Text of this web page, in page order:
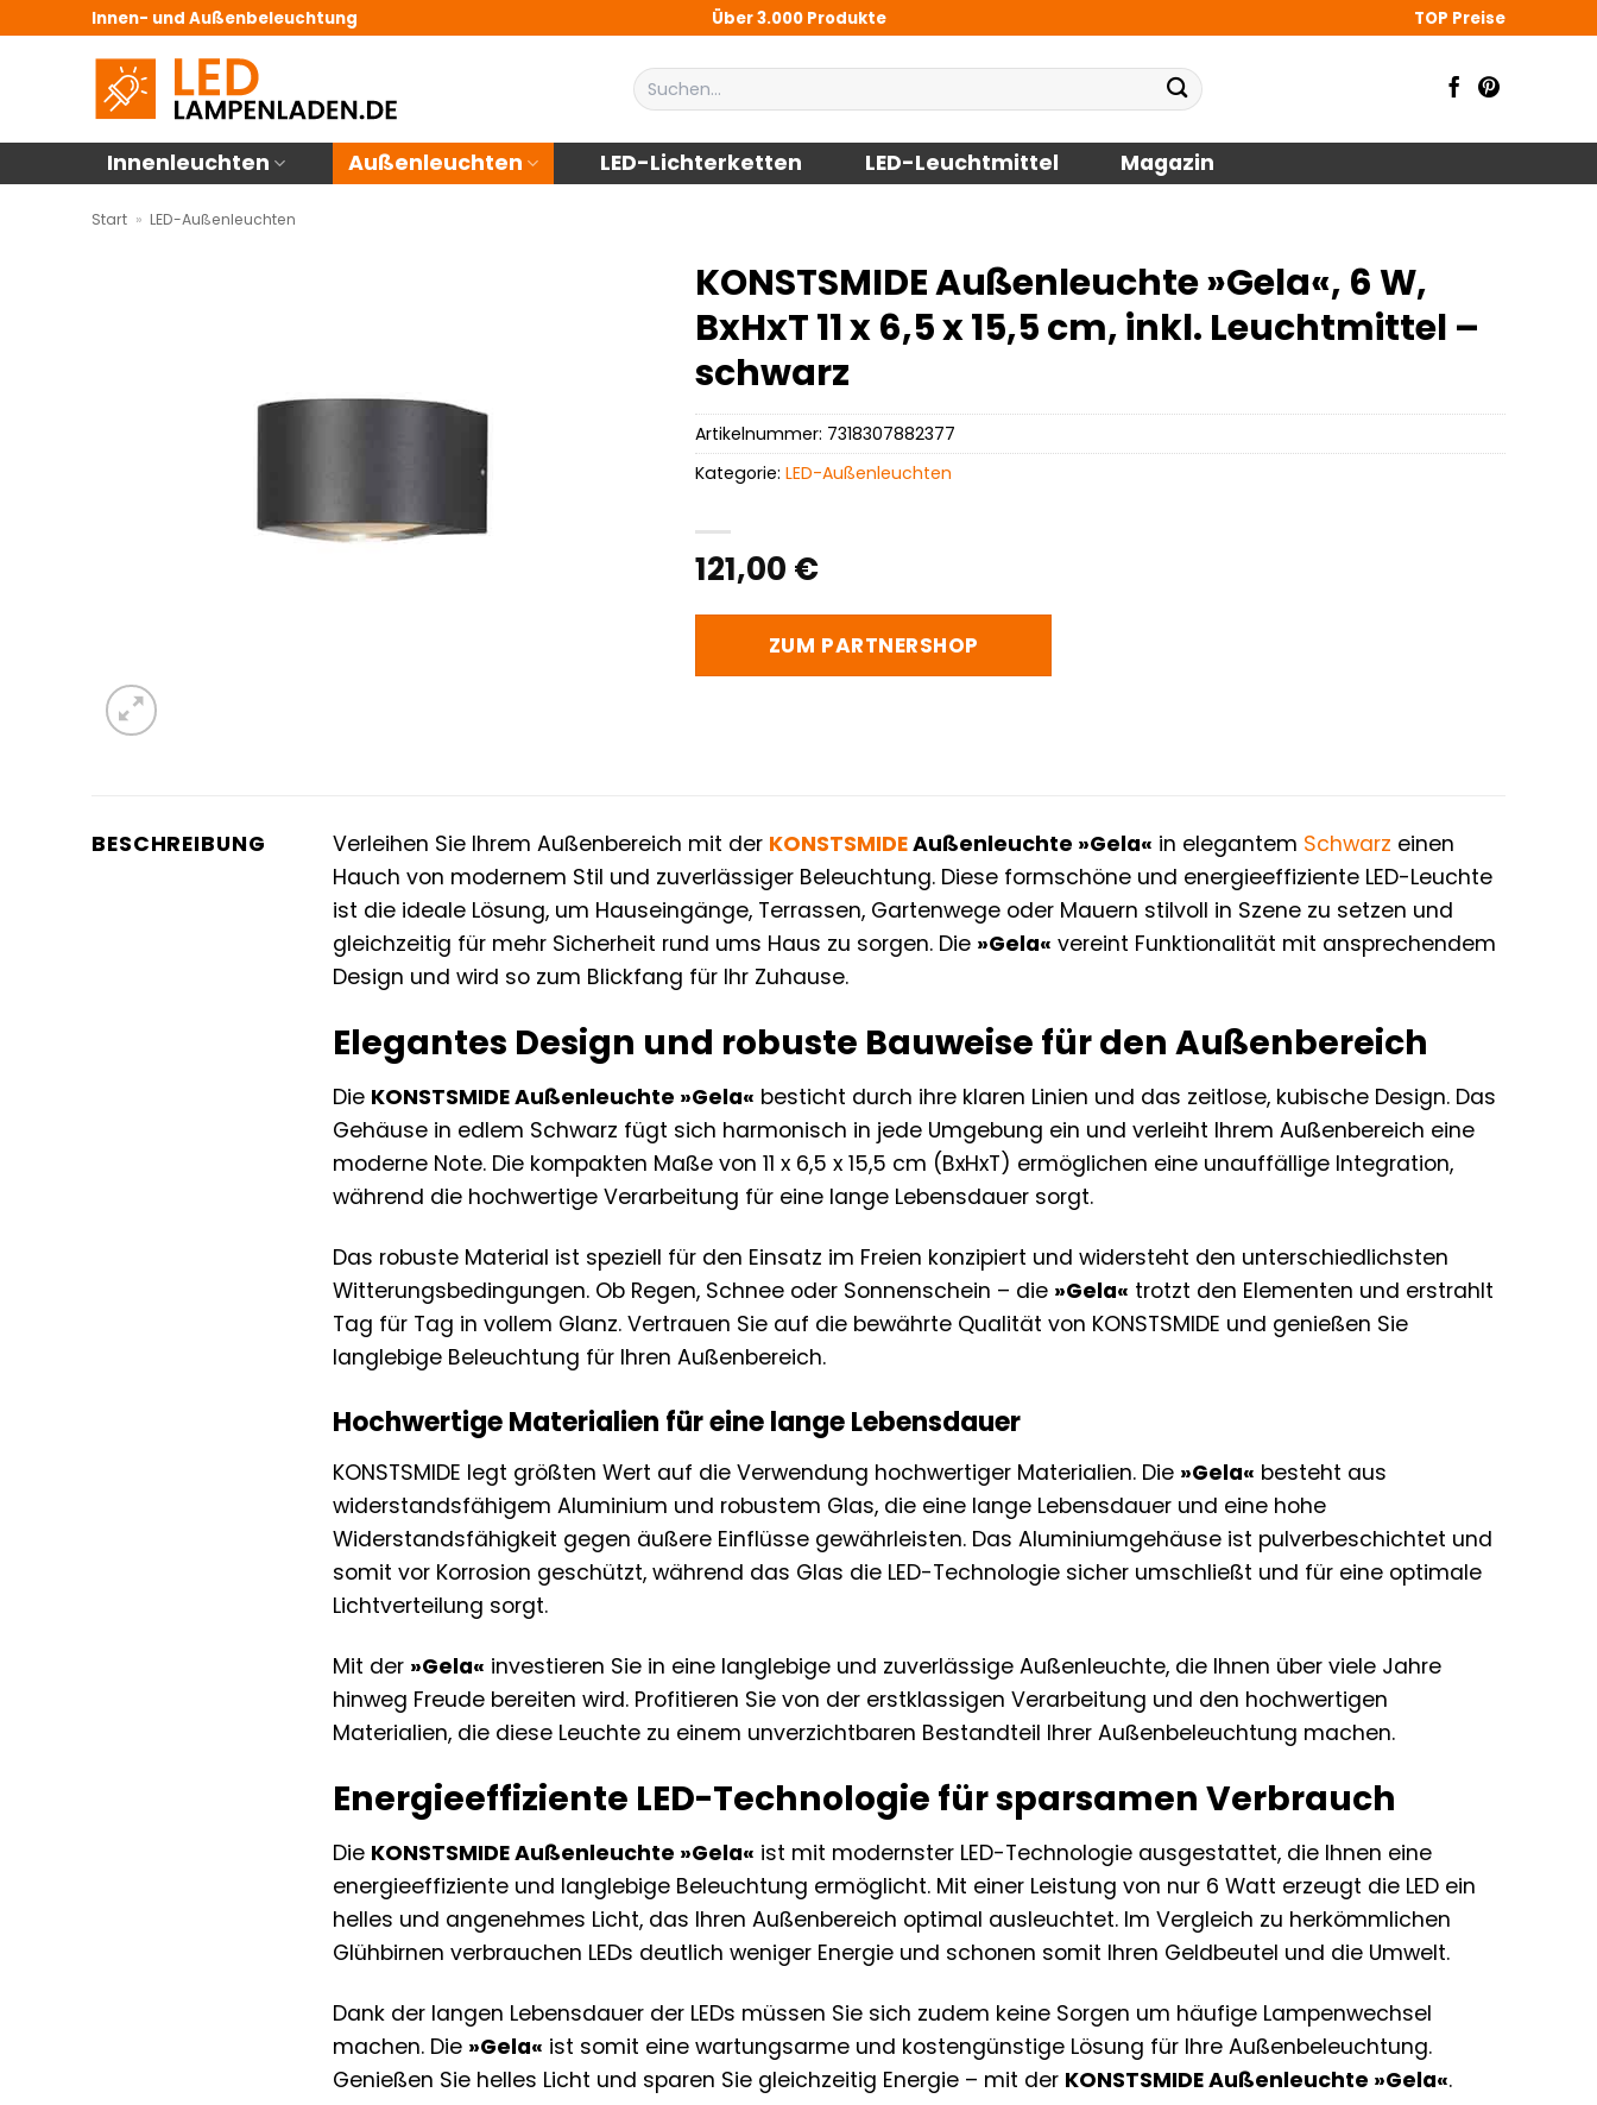
Innen- und Außenbeleuchtung Über 3.000 Produkte TOP Preise
Suchen
nach:
Innenleuchten Außenleuchten LED-Lichterketten LED-Leuchtmittel Magazin
Start » LED-Außenleuchten
KONSTSMIDE Außenleuchte »Gela«, 6 W,
BxHxT 11 x 6,5 x 15,5 cm, inkl. Leuchtmittel –
schwarz
121,00 €
ZUM PARTNERSHOP
Artikelnummer: 7318307882377
Kategorie:LED-Außenleuchten
BESCHREIBUNG Verleihen Sie Ihrem Außenbereich mit der KONSTSMIDEAußenleuchte »Gela« in elegantem Schwarz einen
Hauch von modernem Stil und zuverlässiger Beleuchtung. Diese formschöne und energieeffiziente LED-Leuchte
ist die ideale Lösung, um Hauseingänge, Terrassen, Gartenwege oder Mauern stilvoll in Szene zu setzen und
gleichzeitig für mehr Sicherheit rund ums Haus zu sorgen. Die »Gela« vereint Funktionalität mit ansprechendem
Design und wird so zum Blickfang für Ihr Zuhause.
Elegantes Design und robuste Bauweise für den Außenbereich
Die KONSTSMIDE Außenleuchte »Gela« besticht durch ihre klaren Linien und das zeitlose, kubische Design. Das
Gehäuse in edlem Schwarz fügt sich harmonisch in jede Umgebung ein und verleiht Ihrem Außenbereich eine
moderne Note. Die kompakten Maße von 11 x 6,5 x 15,5 cm (BxHxT) ermöglichen eine unauffällige Integration,
während die hochwertige Verarbeitung für eine lange Lebensdauer sorgt.
Das robuste Material ist speziell für den Einsatz im Freien konzipiert und widersteht den unterschiedlichsten
Witterungsbedingungen. Ob Regen, Schnee oder Sonnenschein – die »Gela« trotzt den Elementen und erstrahlt
Tag für Tag in vollem Glanz. Vertrauen Sie auf die bewährte Qualität von KONSTSMIDE und genießen Sie
langlebige Beleuchtung für Ihren Außenbereich.
Hochwertige Materialien für eine lange Lebensdauer
KONSTSMIDE legt größten Wert auf die Verwendung hochwertiger Materialien. Die »Gela« besteht aus
widerstandsfähigem Aluminium und robustem Glas, die eine lange Lebensdauer und eine hohe
Widerstandsfähigkeit gegen äußere Einflüsse gewährleisten. Das Aluminiumgehäuse ist pulverbeschichtet und
somit vor Korrosion geschützt, während das Glas die LED-Technologie sicher umschließt und für eine optimale
Lichtverteilung sorgt.
Mit der »Gela« investieren Sie in eine langlebige und zuverlässige Außenleuchte, die Ihnen über viele Jahre
hinweg Freude bereiten wird. Profitieren Sie von der erstklassigen Verarbeitung und den hochwertigen
Materialien, die diese Leuchte zu einem unverzichtbaren Bestandteil Ihrer Außenbeleuchtung machen.
Energieeffiziente LED-Technologie für sparsamen Verbrauch
Die KONSTSMIDE Außenleuchte »Gela« ist mit modernster LED-Technologie ausgestattet, die Ihnen eine
energieeffiziente und langlebige Beleuchtung ermöglicht. Mit einer Leistung von nur 6 Watt erzeugt die LED ein
helles und angenehmes Licht, das Ihren Außenbereich optimal ausleuchtet. Im Vergleich zu herkömmlichen
Glühbirnen verbrauchen LEDs deutlich weniger Energie und schonen somit Ihren Geldbeutel und die Umwelt.
Dank der langen Lebensdauer der LEDs müssen Sie sich zudem keine Sorgen um häufige Lampenwechsel
machen. Die »Gela« ist somit eine wartungsarme und kostengünstige Lösung für Ihre Außenbeleuchtung.
Genießen Sie helles Licht und sparen Sie gleichzeitig Energie – mit der KONSTSMIDE Außenleuchte »Gela«.